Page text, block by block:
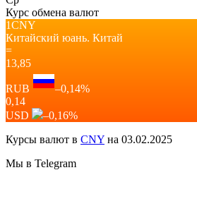
Курс обмена валют
1CNY
Китайский юань. Китай
=
13,85
RUB –0,14%
0,14
USD
–0,16%
Курсы валют в CNY на 03.02.2025
Мы в Telegram